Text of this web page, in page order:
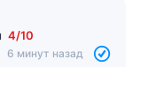
4/10
6 минут назад